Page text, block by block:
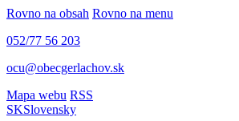
Rovno na obsah Rovno na menu
052/77 56 203
ocu@obecgerlachov.sk
Mapa webu RSS
SKSlovensky